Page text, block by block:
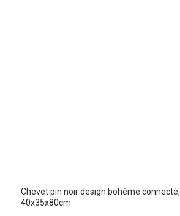
Chevet pin noir design bohème connecté,
40x35x80cm